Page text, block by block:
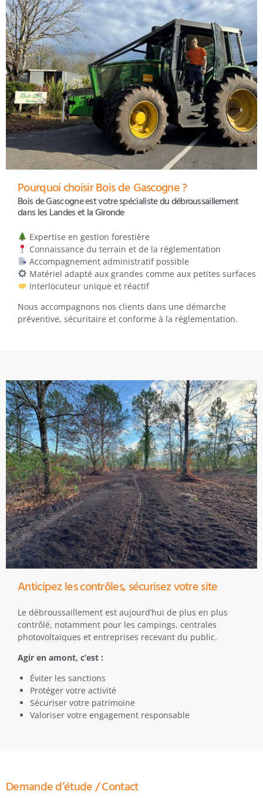
Pourquoi choisir Bois de Gascogne ?
Bois de Gascogne est votre spécialiste du débroussaillement
dans les Landes et la Gironde
Expertise en gestion forestière
Connaissance du terrain et de la réglementation
Accompagnement administratif possible
Matériel adapté aux grandes comme aux petites surfaces
Interlocuteur unique et réactif
Nous accompagnons nos clients dans une démarche
préventive, sécuritaire et conforme à la réglementation.
Anticipez les contrôles, sécurisez votre site
Le débroussaillement est aujourd’hui de plus en plus
contrôlé, notamment pour les campings, centrales
photovoltaïques et entreprises recevant du public.
Agir en amont, c’est :
Éviter les sanctions
Protéger votre activité
Sécuriser votre patrimoine
Valoriser votre engagement responsable
Demande d’étude / Contact